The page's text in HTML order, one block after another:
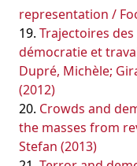
representation /
Trajectoires
démocratie et
Dupré, Michèle;
(2012)
Crowds and
the masses from
Stefan (2013)